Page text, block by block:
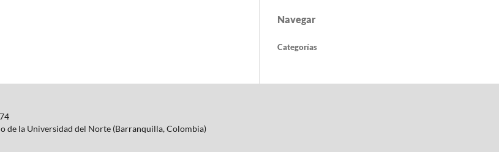
Navegar
Categorías
de la Universidad del Norte (Barranquilla, Colombia)